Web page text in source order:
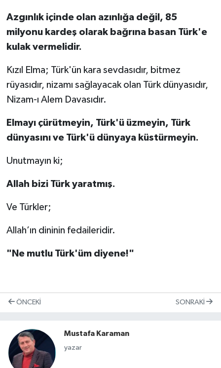
Azgınlık içinde olan azınlığa değil, 85
milyonu kardeş olarak bağrına basan Türk'e
kulak vermelidir.
Kızıl Elma; Türk'ün kara sevdasıdır, bitmez
rüyasıdır, nizamı sağlayacak olan Türk dünyasıdır,
Nizam-ı Alem Davasıdır.
Elmayı çürütmeyin, Türk'ü üzmeyin, Türk
dünyasını ve Türk'ü dünyaya küstürmeyin.
Unutmayın ki;
Allah bizi Türk yaratmış.
Ve Türkler;
Allah’ın dininin fedaileridir.
"Ne mutlu Türk'üm diyene!"
ÖNCEKI SONRAKI
Mustafa Karaman
yazar